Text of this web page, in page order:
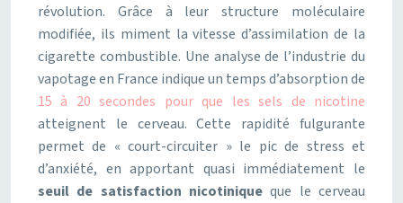
révolution. Grâce à leur structure moléculaire
modifiée, ils miment la vitesse d’assimilation de la
cigarette combustible. Une analyse de l’industrie du
vapotage en France indique un temps d’absorption de
15 à 20 secondes pour que les sels de nicotine
atteignent le cerveau. Cette rapidité fulgurante
permet de « court-circuiter » le pic de stress et
d’anxiété, en apportant quasi immédiatement le
seuil de satisfaction nicotinique que le cerveau